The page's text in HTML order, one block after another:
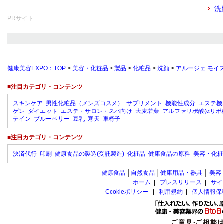
洗
PRサイト
健康美容EXPO：TOP > 美容・化粧品 > 製品 > 化粧品 > 洗顔 > アルージェ モイ
■注目カテゴリ・コンテンツ
スキンケア 男性化粧品（メンズコスメ） サプリメント 機能性成分 エステ
ゲン ダイエット エステ・サロン・スパ向け 大麦若葉 アルファリポ酸(αリポ
テイン ブルーベリー 豆乳 寒天 車椅子
■注目カテゴリ・コンテンツ
決済代行 印刷 健康食品の製造(受託製造) 化粧品 健康食品の原料 美容・化
健康食品 自然食品 健康用品・器具 美容
ホーム
プレスリリース
サ
Cookieポリシー
利用規約 個人情報